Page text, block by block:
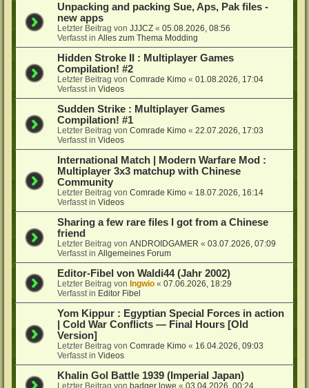
Unpacking and packing Sue, Aps, Pak files -
new apps
Letzter Beitrag vonJJJCZ «05.08.2026, 08:56
Verfasst inAlles zum Thema Modding
Hidden Stroke II : Multiplayer Games
Compilation! #2
Letzter Beitrag vonComrade Kimo «01.08.2026, 17:04
Verfasst inVideos
Sudden Strike : Multiplayer Games
Compilation! #1
Letzter Beitrag vonComrade Kimo «22.07.2026, 17:03
Verfasst inVideos
International Match | Modern Warfare Mod :
Multiplayer 3x3 matchup with Chinese
Community
Letzter Beitrag vonComrade Kimo « 18.07.2026, 16:14
Verfasst inVideos
Sharing a few rare files I got from a Chinese
friend
Letzter Beitrag vonANDROIDGAMER «03.07.2026, 07:09
Verfasst inAllgemeines Forum
Editor-Fibel von Waldi44 (Jahr 2002)
Letzter Beitrag vonIngwio «07.06.2026, 18:29
Verfasst in Editor Fibel
Yom Kippur : Egyptian Special Forces in action
| Cold War Conflicts — Final Hours [Old
Version]
Letzter Beitrag vonComrade Kimo « 16.04.2026, 09:03
Verfasst inVideos
Khalin Gol Battle 1939 (Imperial Japan)
Letzter Beitrag vonbadger lowe «03.04.2026, 00:24